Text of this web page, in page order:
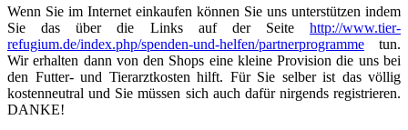
Wenn Sie im Internet einkaufen können Sie uns unterstützen indem
Sie das über die Links auf der Seite http://www.tier-
refugium.de/index.php/spenden-und-helfen/partnerprogramme tun.
Wir erhalten dann von den Shops eine kleine Provision die uns bei
den Futter- und Tierarztkosten hilft. Für Sie selber ist das völlig
kostenneutral und Sie müssen sich auch dafür nirgends registrieren.
DANKE!